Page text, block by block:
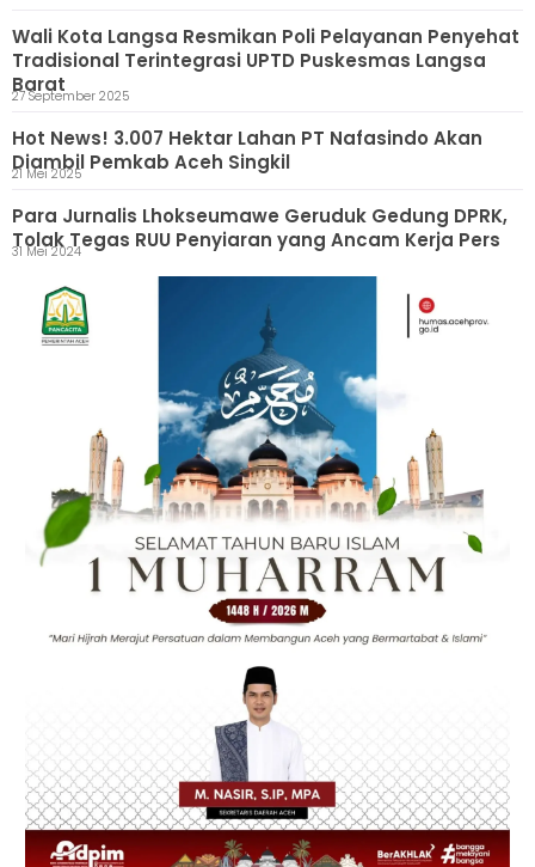
Wali Kota Langsa Resmikan Poli Pelayanan Penyehat
Tradisional Terintegrasi UPTD Puskesmas Langsa
Barat
27 September 2025
Hot News! 3.007 Hektar Lahan PT Nafasindo Akan
Diambil Pemkab Aceh Singkil
21 Mei 2025
Para Jurnalis Lhokseumawe Geruduk Gedung DPRK,
Tolak Tegas RUU Penyiaran yang Ancam Kerja Pers
31 Mei 2024